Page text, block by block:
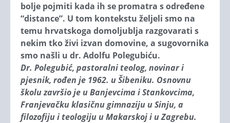
bolje pojmiti kada ih se promatra s određene
“distance”. U tom kontekstu željeli smo na
temu hrvatskoga domoljublja razgovarati s
nekim tko živi izvan domovine, a sugovornika
smo našli u dr. Adolfu Polegubiću.
Dr. Polegubić, pastoralni teolog, novinar i
pjesnik, rođen je 1962. u Šibeniku. Osnovnu
školu završio je u Banjevcima i Stankovcima,
Franjevačku klasičnu gimnaziju u Sinju, a
filozofiju i teologiju u Makarskoj i u Zagrebu.